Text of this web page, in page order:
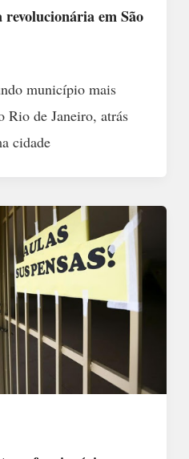
em São
município mais
Rio de Janeiro, atrás
cidade